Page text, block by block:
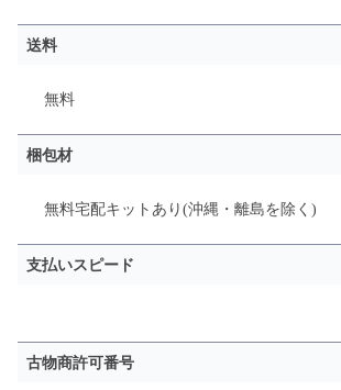
送料
無料
梱包材
無料宅配キットあり(沖縄・離島を除く)
支払いスピード
古物商許可番号